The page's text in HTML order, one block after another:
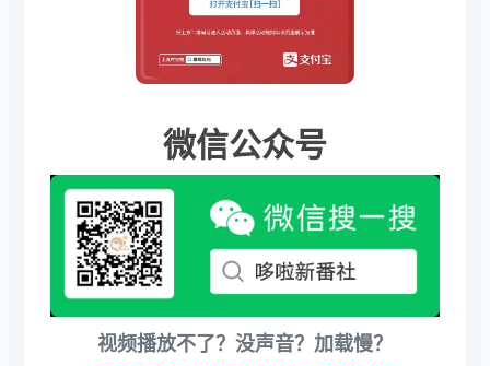
微信公众号
视频播放不了？没声音？加载慢？